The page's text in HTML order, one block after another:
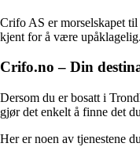
Crifo AS er morselskapet til
kjent for å være upåklagelig.
Crifo.no – Din
Dersom du er bosatt i
gjør det enkelt å finne det
Her er noen av tjenestene